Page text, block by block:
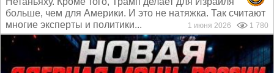
больше, чем для Америки. И это не натяжка. Так считают
многие эксперты и политики...
1 июня 2026 1 780